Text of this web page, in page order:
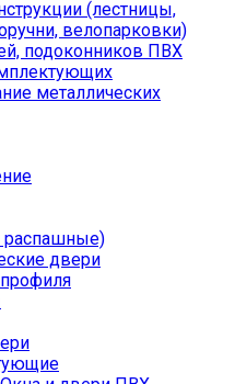
(лестницы,
велопарковки)
подоконников ПВХ
металлических
распашные)
двери